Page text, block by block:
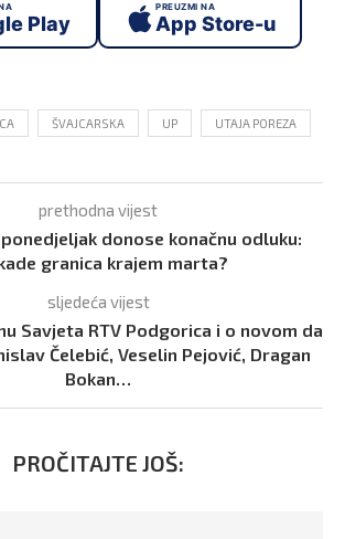
Play
PREUZMI NA
App Store-u
ŠVAJCARSKA UP UTAJA POREZA
prethodna vijest
donose konačnu odluku:
granica krajem marta?
sljedeća vijest
Savjeta RTV Podgorica i o novom da
Čelebić, Veselin Pejović, Dragan
Bokan…
PROČITAJTE JOŠ: